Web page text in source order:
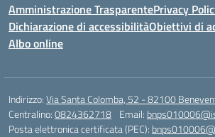
Amministrazione TrasparentePrivacy
Dichiarazione di accessibilitàObiettivi di
Albo online
Indirizzo:Via Santa Colomba, 52 - 82100
Centralino:0824362718 Email:
Posta elettronica certificata (PEC):